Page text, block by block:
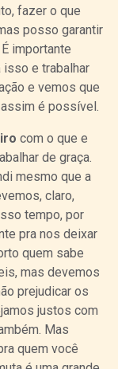
fazer o que
posso garantir
importante
isso e trabalhar
e vemos que
é possível.
com o que e
de graça.
mesmo que a
claro,
tempo, por
pra nos deixar
quem sabe
mas devemos
prejudicar os
justos com
Mas
quem você